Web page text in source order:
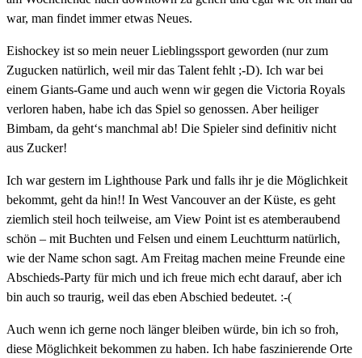
war, man findet immer etwas Neues.
Eishockey ist so mein neuer Lieblingssport geworden (nur zum
Zugucken natürlich, weil mir das Talent fehlt ;-D). Ich war bei
einem Giants-Game und auch wenn wir gegen die Victoria Royals
verloren haben, habe ich das Spiel so genossen. Aber heiliger
Bimbam, da geht‘s manchmal ab! Die Spieler sind definitiv nicht
aus Zucker!
Ich war gestern im Lighthouse Park und falls ihr je die Möglichkeit
bekommt, geht da hin!! In West Vancouver an der Küste, es geht
ziemlich steil hoch teilweise, am View Point ist es atemberaubend
schön – mit Buchten und Felsen und einem Leuchtturm natürlich,
wie der Name schon sagt. Am Freitag machen meine Freunde eine
Abschieds-Party für mich und ich freue mich echt darauf, aber ich
bin auch so traurig, weil das eben Abschied bedeutet. :-(
Auch wenn ich gerne noch länger bleiben würde, bin ich so froh,
diese Möglichkeit bekommen zu haben. Ich habe faszinierende Orte